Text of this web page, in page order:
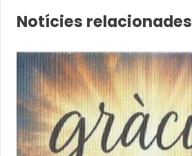
Notícies relacionades